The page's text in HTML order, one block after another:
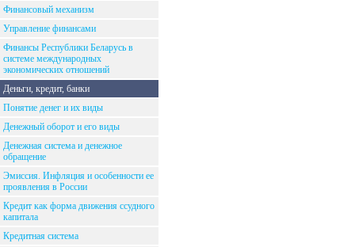
Финансовый механизм
Управление финансами
Финансы Республики Беларусь в
системе международных
экономических отношений
Деньги, кредит, банки
Понятие денег и их виды
Денежный оборот и его виды
Денежная система и денежное
обращение
Эмиссия. Инфляция и особенности ее
проявления в России
Кредит как форма движения ссудного
капитала
Кредитная система